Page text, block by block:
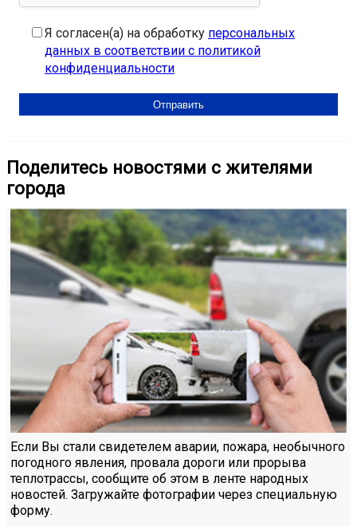
Я согласен(а) на обработку персональных
данных в соответствии с политикой
конфиденциальности
Поделитесь новостями с жителями
города
Если Вы стали свидетелем аварии, пожара, необычного
погодного явления, провала дороги или прорыва
теплотрассы, сообщите об этом в ленте народных
новостей. Загружайте фотографии через специальную
форму.